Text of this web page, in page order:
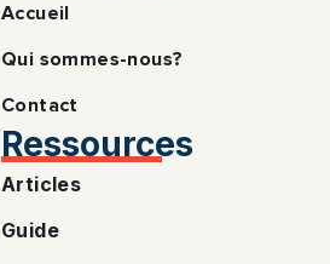
Accueil
Qui sommes-nous?
Contact
Ressources
Articles
Guide